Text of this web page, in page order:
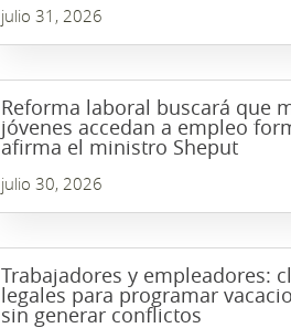
julio 31, 2026
Reforma laboral buscará que
jóvenes accedan a empleo
afirma el ministro Sheput
julio 30, 2026
Trabajadores y empleadores:
legales para programar
sin generar conflictos